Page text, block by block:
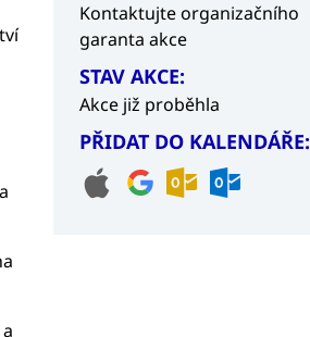
Kontaktujte organizačního
garanta akce
STAV AKCE:
Akce již proběhla
PŘIDAT DO KALENDÁŘE: